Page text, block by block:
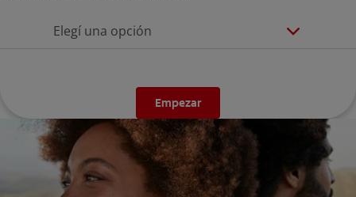
Elegí una opción
Empezar